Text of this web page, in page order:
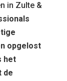
in Zulte &
opgelost
het
de